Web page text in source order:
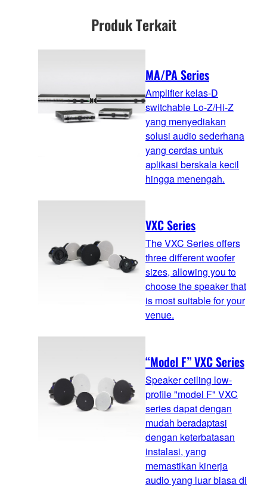
Produk Terkait
MA/PA Series
Amplifier kelas-D
switchable Lo-Z/Hi-Z
yang menyediakan
solusi audio sederhana
yang cerdas untuk
aplikasi berskala kecil
hingga menengah.
VXC Series
The VXC Series offers
three different woofer
sizes, allowing you to
choose the speaker that
is most suitable for your
venue.
“Model F” VXC Series
Speaker ceiling low-
profile "model F" VXC
series dapat dengan
mudah beradaptasi
dengan keterbatasan
instalasi, yang
memastikan kinerja
audio yang luar biasa di